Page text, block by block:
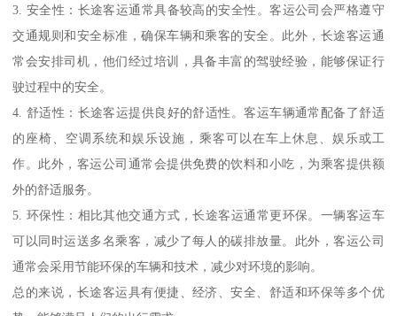
3. 安全性：长途客运通常具备较高的安全性。客运公司会严格遵守
交通规则和安全标准，确保车辆和乘客的安全。此外，长途客运通
常会安排司机，他们经过培训，具备丰富的驾驶经验，能够保证行
驶过程中的安全。
4. 舒适性：长途客运提供良好的舒适性。客运车辆通常配备了舒适
的座椅、空调系统和娱乐设施，乘客可以在车上休息、娱乐或工
作。此外，客运公司通常会提供免费的饮料和小吃，为乘客提供额
外的舒适服务。
5. 环保性：相比其他交通方式，长途客运通常更环保。一辆客运车
可以同时运送多名乘客，减少了每人的碳排放量。此外，客运公司
通常会采用节能环保的车辆和技术，减少对环境的影响。
总的来说，长途客运具有便捷、经济、安全、舒适和环保等多个优